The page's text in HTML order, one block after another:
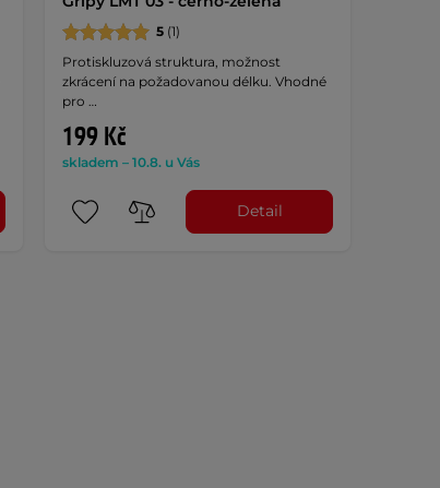
5(1)
Protiskluzová struktura, možnost
zkrácení na požadovanou délku. Vhodné
pro …
199 Kč
skladem – 10.8. u Vás
Detail